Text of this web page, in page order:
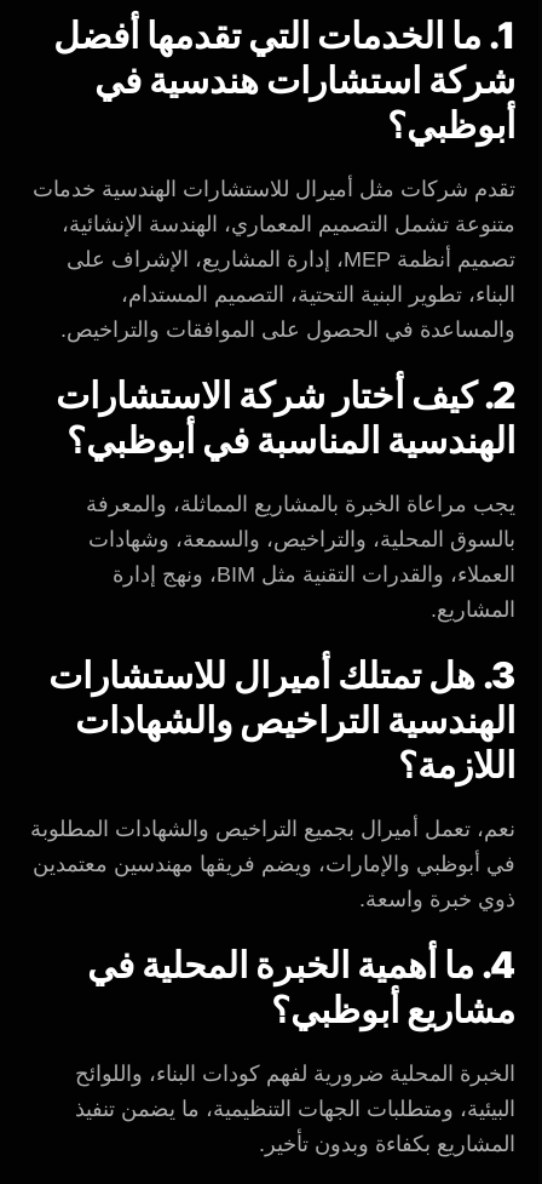
1. ما الخدمات التي تقدمها أفضل
شركة استشارات هندسية في
أبوظبي؟
تقدم شركات مثل أميرال للاستشارات الهندسية خدمات
متنوعة تشمل التصميم المعماري، الهندسة الإنشائية،
تصميم أنظمة MEP، إدارة المشاريع، الإشراف على
البناء، تطوير البنية التحتية، التصميم المستدام،
والمساعدة في الحصول على الموافقات والتراخيص.
2. كيف أختار شركة الاستشارات
الهندسية المناسبة في أبوظبي؟
يجب مراعاة الخبرة بالمشاريع المماثلة، والمعرفة
بالسوق المحلية، والتراخيص، والسمعة، وشهادات
العملاء، والقدرات التقنية مثل BIM، ونهج إدارة
المشاريع.
3. هل تمتلك أميرال للاستشارات
الهندسية التراخيص والشهادات
اللازمة؟
نعم، تعمل أميرال بجميع التراخيص والشهادات المطلوبة
في أبوظبي والإمارات، ويضم فريقها مهندسين معتمدين
ذوي خبرة واسعة.
4. ما أهمية الخبرة المحلية في
مشاريع أبوظبي؟
الخبرة المحلية ضرورية لفهم كودات البناء، واللوائح
البيئية، ومتطلبات الجهات التنظيمية، ما يضمن تنفيذ
المشاريع بكفاءة وبدون تأخير.